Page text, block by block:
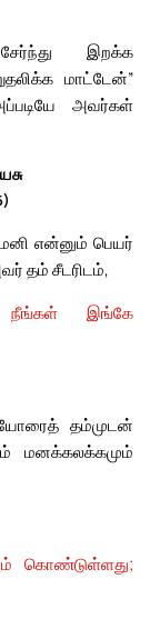
இறக்க
மாட்டேன்”
அவர்கள்
என்னும் பெயர்
தம் சீடரிடம்,
நீங்கள் இங்கே
தம்முடன்
மனக்கலக்கமும்
கொண்டுள்ளது;